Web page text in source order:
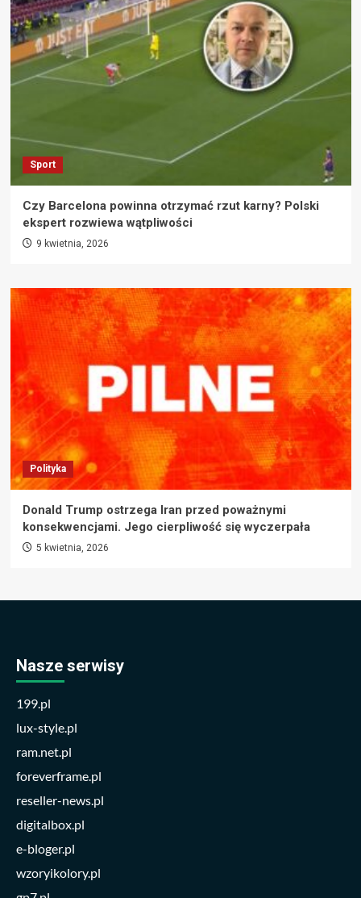
Sport
Czy Barcelona powinna otrzymać rzut karny? Polski
ekspert rozwiewa wątpliwości
9 kwietnia, 2026
Polityka
Donald Trump ostrzega Iran przed poważnymi
konsekwencjami. Jego cierpliwość się wyczerpała
5 kwietnia, 2026
Nasze serwisy
199.pl
lux-style.pl
ram.net.pl
foreverframe.pl
reseller-news.pl
digitalbox.pl
e-bloger.pl
wzoryikolory.pl